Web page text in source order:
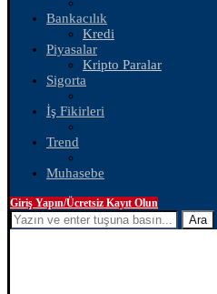
Bankacılık
Kredi
Piyasalar
Kripto Paralar
Sigorta
İş Fikirleri
Trend
Muhasebe
Giriş Yapın/Ücretsiz Kayıt Olun
Ara